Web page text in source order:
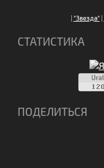
| "Звезда"|
СТАТИСТИКА
ПОДЕЛИТЬСЯ